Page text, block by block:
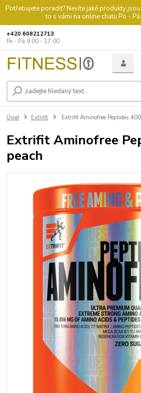
Potřebujete poradit? Nevíte jaké produkty
to s vámi na online chatu Po -
+420 608212713
Po - Pá 9.00 - 17.00
Úvod Extrifit Extrifit Aminofree Peptides
Extrifit Aminofree
peach